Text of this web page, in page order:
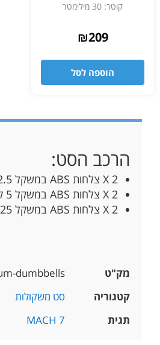
קוטר: 30 מילימטר
₪209
הוספה לסל
הרכב הסט:
2 X צלחות ABS במשקל 2.5 ק"ג.
2 X צלחות ABS במשקל 5 ק"ג.
2 X צלחות ABS במשקל 1.25 ק"ג
מק"ט
dumbbells
קטגוריה
סט משקולות
תגית
MACH 7